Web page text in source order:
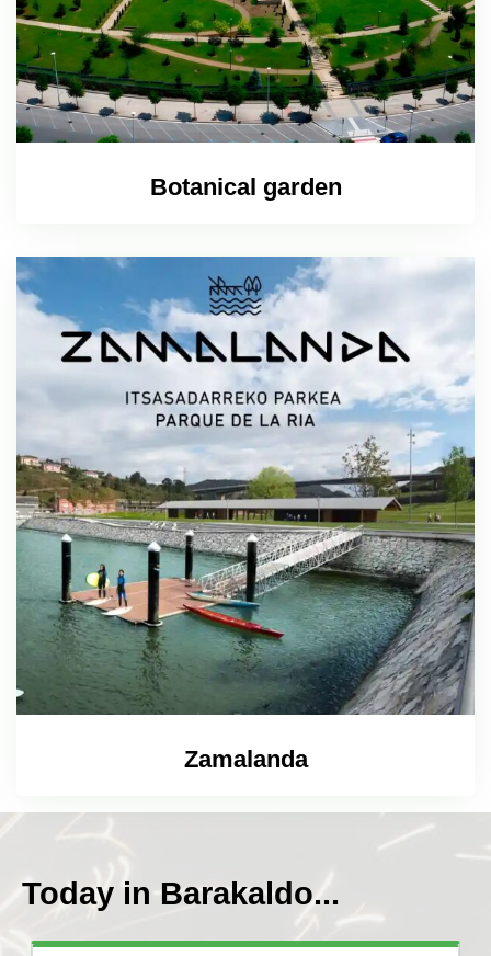
Botanical garden
Zamalanda
Today in Barakaldo...